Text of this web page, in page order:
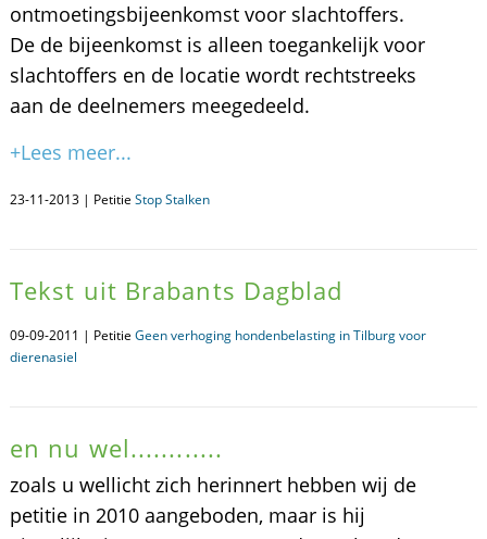
ontmoetingsbijeenkomst voor slachtoffers.
De de bijeenkomst is alleen toegankelijk voor
slachtoffers en de locatie wordt rechtstreeks
aan de deelnemers meegedeeld.
+Lees meer...
23-11-2013 | Petitie Stop Stalken
Tekst uit Brabants Dagblad
09-09-2011 | Petitie Geen verhoging hondenbelasting in Tilburg voor
dierenasiel
en nu wel............
zoals u wellicht zich herinnert hebben wij de
petitie in 2010 aangeboden, maar is hij